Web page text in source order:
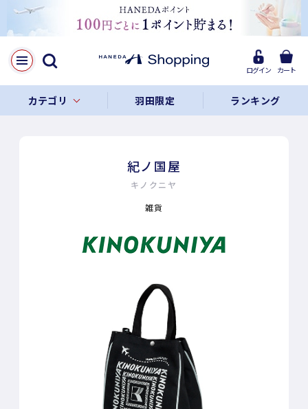
ログイン カート
カテゴリ 羽田限定 ランキング
紀ノ国屋
キノクニヤ
雑貨